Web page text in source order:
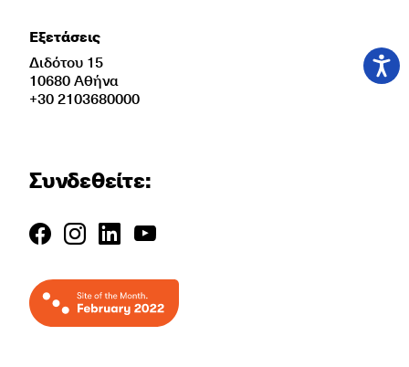
Εξετάσεις
Διδότου 15
10680 Αθήνα
+30 2103680000
Συνδεθείτε: